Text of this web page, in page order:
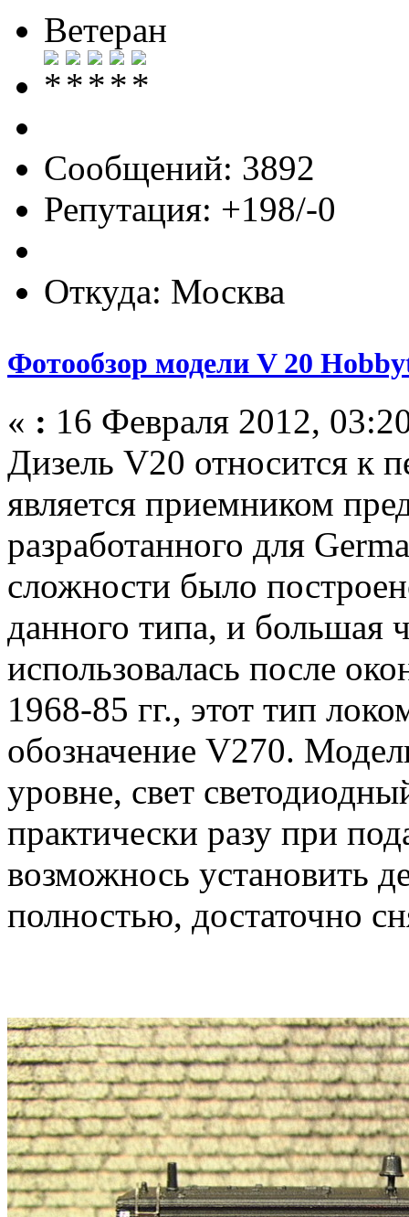
Ветеран
Сообщений: 3892
Репутация: +198/-0
Откуда: Москва
Фотообзор модели V 20
« : 16 Февраля 2012,
Дизель V20 относится к
является приемником
разработанного для
сложности было
данного типа, и большая
использовалась после
1968-85 гг., этот тип
обозначение V270.
уровне, свет
практически разу при
возможнось установить
полностью, достаточно